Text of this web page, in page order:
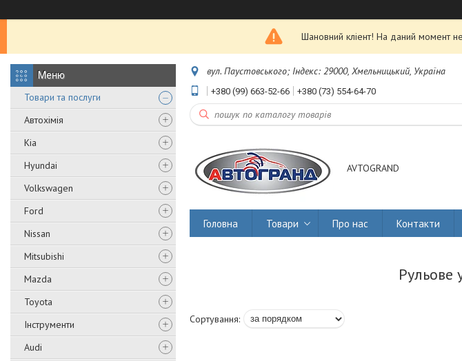
Шановний кліент! На даний момент
Товари та послуги
Автохімія
Kia
Hyundai
Volkswagen
Ford
Nissan
Mitsubishi
Mazda
Toyota
Інструменти
Audi
вул. Паустовського; Індекс: 29000, Хмельницький, Україна
+380 (99) 663-52-66 +380 (73) 554-64-70
AVTOGRAND
Головна Товари Про нас Контакти
Рульове